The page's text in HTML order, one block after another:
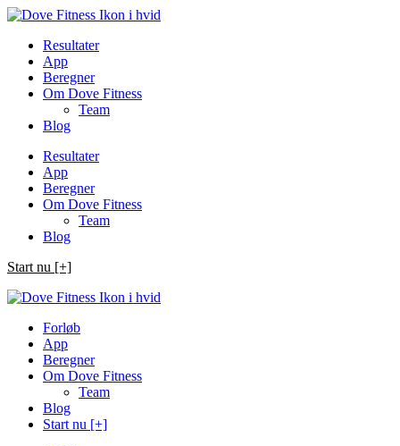
Spring
indholdResultater
App
Beregner
Om Dove Fitness
Team
Blog
Resultater
App
Beregner
Om Dove Fitness
Team
Blog
Start nu [+]
Forløb
App
Beregner
Om Dove Fitness
Team
Blog
Start nu [+]